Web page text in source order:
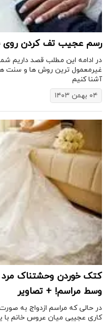
رسم عجیب تف کردن
​در ادامه این مطلب قصد داریم
غیرمعمول ترین روش ها و سنت
آشنا کنیم
۰۴ بهمن ۱۴۰۳
کتک خوردن وحشتناک مرد
وسط مراسم! + تصاویر
در حالی که مراسم ازدواج به
کاری عجیبی میان عروس خانم با